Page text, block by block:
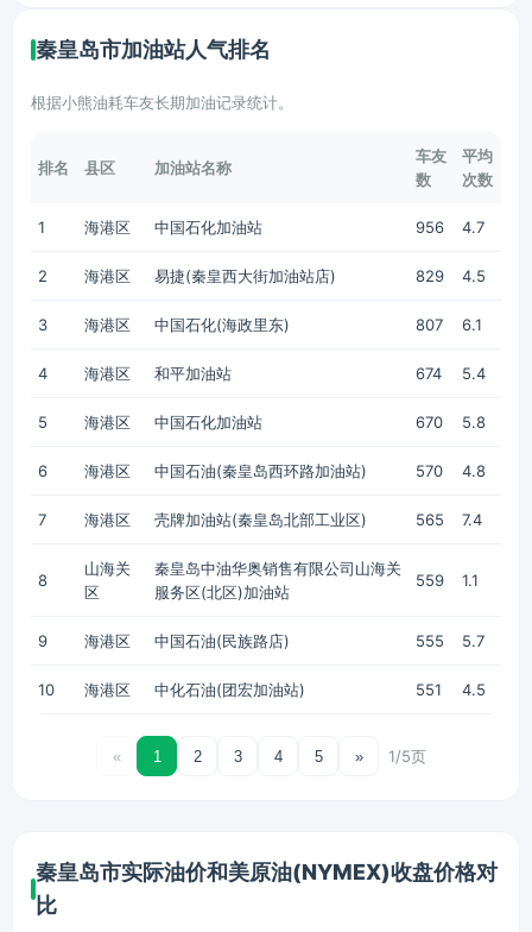
秦皇岛市加油站人气排名
根据小熊油耗车友长期加油记录统计。
排名 县区 加油站名称
车友
数
平均
次数
1 海港区 中国石化加油站 956 4.7
2 海港区 易捷(秦皇西大街加油站店) 829 4.5
3 海港区 中国石化(海政里东) 807 6.1
4 海港区 和平加油站 674 5.4
5 海港区 中国石化加油站 670 5.8
6 海港区 中国石油(秦皇岛西环路加油站) 570 4.8
7 海港区 壳牌加油站(秦皇岛北部工业区) 565 7.4
8
山海关
区
秦皇岛中油华奥销售有限公司山海关
服务区(北区)加油站
559 1.1
9 海港区 中国石油(民族路店) 555 5.7
10 海港区 中化石油(团宏加油站) 551 4.5
« 1 2 3 4 5 » 1/5页
秦皇岛市实际油价和美原油(NYMEX)收盘价格对
比